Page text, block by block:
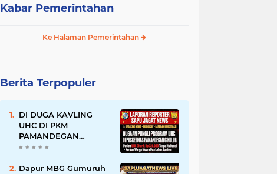
Kabar Pemerintahan
Ke Halaman Pemerintahan
Berita Terpopuler
DI DUGA KAVLING
UHC DI PKM
PAMANDEGAN
CIKULUR: Pasien
Sehari Meski
Dapur MBG Gumuruh